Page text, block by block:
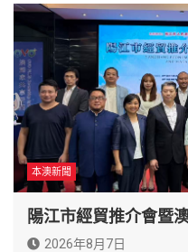
本澳新聞
陽江市經貿推介會暨
2026年8月7日